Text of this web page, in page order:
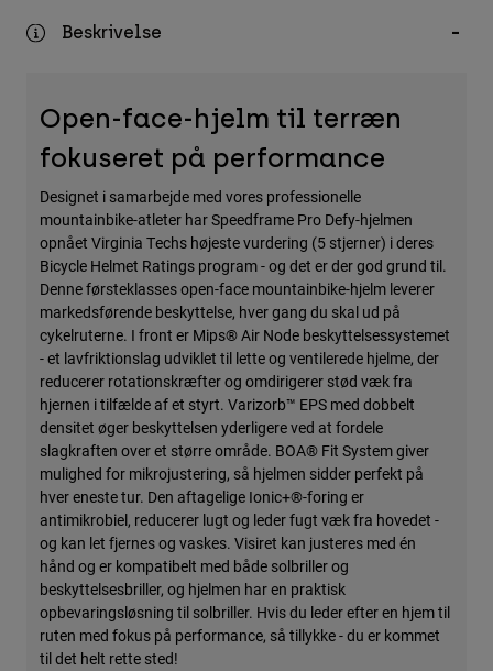
Hats & Caps
Se alle
Beskrivelse
Open-face-hjelm til terræn
fokuseret på performance
Designet i samarbejde med vores professionelle
mountainbike-atleter har Speedframe Pro Defy-hjelmen
opnået Virginia Techs højeste vurdering (5 stjerner) i deres
Bicycle Helmet Ratings program - og det er der god grund til.
Denne førsteklasses open-face mountainbike-hjelm leverer
markedsførende beskyttelse, hver gang du skal ud på
cykelruterne. I front er Mips® Air Node beskyttelsessystemet
- et lavfriktionslag udviklet til lette og ventilerede hjelme, der
reducerer rotationskræfter og omdirigerer stød væk fra
hjernen i tilfælde af et styrt. Varizorb™ EPS med dobbelt
densitet øger beskyttelsen yderligere ved at fordele
slagkraften over et større område. BOA® Fit System giver
mulighed for mikrojustering, så hjelmen sidder perfekt på
hver eneste tur. Den aftagelige Ionic+®-foring er
antimikrobiel, reducerer lugt og leder fugt væk fra hovedet -
og kan let fjernes og vaskes. Visiret kan justeres med én
hånd og er kompatibelt med både solbriller og
beskyttelsesbriller, og hjelmen har en praktisk
opbevaringsløsning til solbriller. Hvis du leder efter en hjem til
ruten med fokus på performance, så tillykke - du er kommet
til det helt rette sted!